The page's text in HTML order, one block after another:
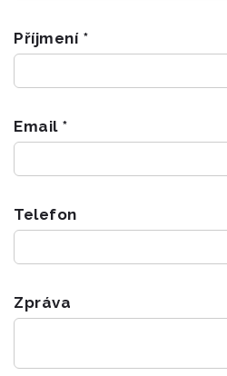
Příjmení *
Email *
Telefon
Zpráva